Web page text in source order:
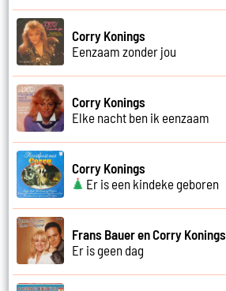
Corry Konings
Eenzaam zonder jou
Corry Konings
Elke nacht ben ik eenzaam
Corry Konings
Er is een kindeke geboren
Frans Bauer en Corry Konings
Er is geen dag